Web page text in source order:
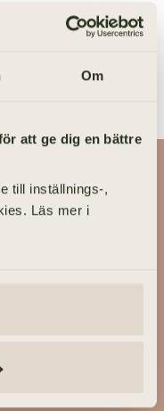
Om
att ge dig en bättre
till inställnings-,
Läs mer i
tackkort som följer
över hela
bröllop och